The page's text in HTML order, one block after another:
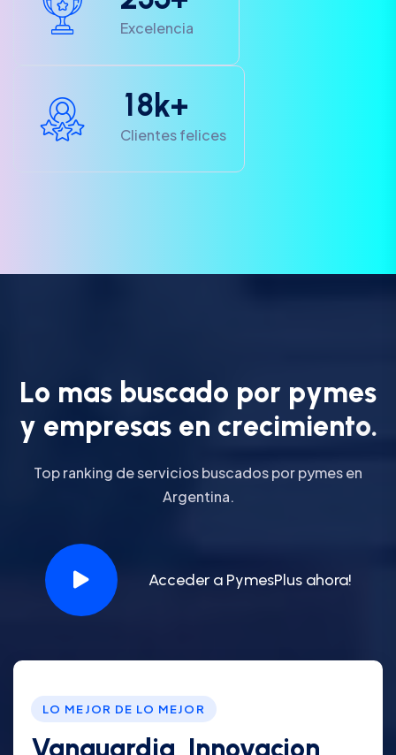
Excelencia
18k+
Clientes felices
Lo mas buscado por pymes
y empresas en crecimiento.
Top ranking de servicios buscados por pymes en
Argentina.
Acceder a PymesPlus ahora!
LO MEJOR DE LO MEJOR